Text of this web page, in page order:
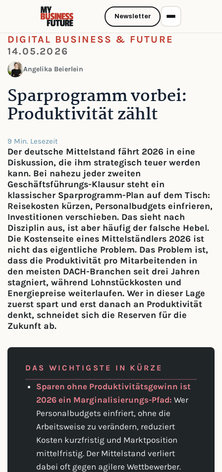
DIGITAL BUSINESS & FUTURE
14.05.2026
Angelika Beierlein
Sparprogramm vorbei:
Produktivität zählt
9 Min. Lesezeit
Der deutsche Mittelstand fährt 2026 in eine
Diskussion, die ihm strategisch teuer werden
kann. Bei nahezu jeder zweiten
Geschäftsführungs-Klausur steht ein
klassischer Sparprogramm-Plan auf dem Tisch:
Reisekosten kürzen, Personalbudgets einfrieren,
Investitionen verschieben. Das sieht nach
Disziplin aus, ist aber häufig der falsche Hebel.
Die Kostenseite eines Mittelständlers 2026 ist
nicht das eigentliche Problem. Das Problem ist,
dass die Produktivität pro Mitarbeitenden in
den meisten DACH-Branchen seit drei Jahren
stagniert, während Lohnstückkosten und
Energiepreise weiterlaufen. Wer in dieser Lage
zuerst spart und erst danach an Produktivität
denkt, schneidet sich die Reserven für die
Zukunft ab.
DAS WICHTIGSTE IN KÜRZE
Sparen ohne Produktivitätsgewinn ist
2026 ein Marginalisierungs-Pfad: Wer
Personalbudgets einfriert, ohne die
Arbeitsweise zu verändern, reduziert
Kosten kurzfristig und Marktposition
mittelfristig. Der Mittelstand verliert
dabei oft gegen agilere Wettbewerber.
Newsletter